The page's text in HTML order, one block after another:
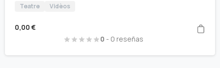
Teatre Vidèos
0,00 €
0 - 0 reseñas